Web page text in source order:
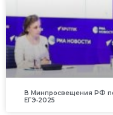
В Минпросвещения РФ
ЕГЭ‑2025